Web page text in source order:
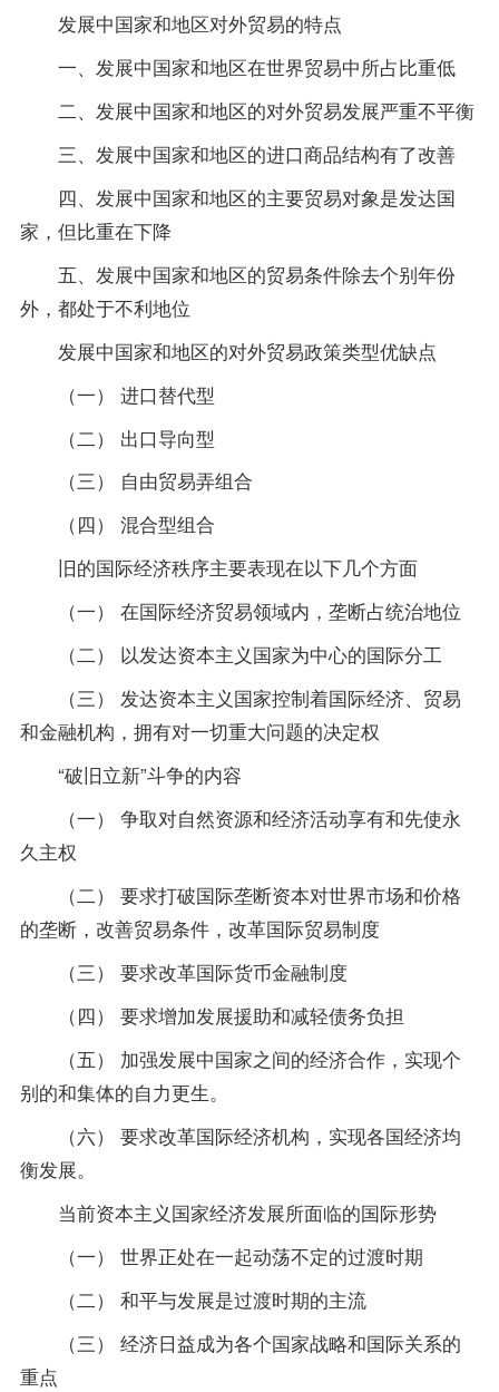
发展中国家和地区对外贸易的特点
一、发展中国家和地区在世界贸易中所占比重低
二、发展中国家和地区的对外贸易发展严重不平衡
三、发展中国家和地区的进口商品结构有了改善
四、发展中国家和地区的主要贸易对象是发达国
家，但比重在下降
五、发展中国家和地区的贸易条件除去个别年份
外，都处于不利地位
发展中国家和地区的对外贸易政策类型优缺点
（一） 进口替代型
（二） 出口导向型
（三） 自由贸易弄组合
（四） 混合型组合
旧的国际经济秩序主要表现在以下几个方面
（一） 在国际经济贸易领域内，垄断占统治地位
（二） 以发达资本主义国家为中心的国际分工
（三） 发达资本主义国家控制着国际经济、贸易
和金融机构，拥有对一切重大问题的决定权
“破旧立新”斗争的内容
（一） 争取对自然资源和经济活动享有和先使永
久主权
（二） 要求打破国际垄断资本对世界市场和价格
的垄断，改善贸易条件，改革国际贸易制度
（三） 要求改革国际货币金融制度
（四） 要求增加发展援助和减轻债务负担
（五） 加强发展中国家之间的经济合作，实现个
别的和集体的自力更生。
（六） 要求改革国际经济机构，实现各国经济均
衡发展。
当前资本主义国家经济发展所面临的国际形势
（一） 世界正处在一起动荡不定的过渡时期
（二） 和平与发展是过渡时期的主流
（三） 经济日益成为各个国家战略和国际关系的
重点